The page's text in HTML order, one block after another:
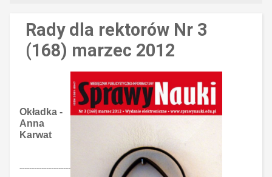
Rady dla rektorów Nr 3
(168) marzec 2012
Okładka -
Anna
Karwat
---------------------